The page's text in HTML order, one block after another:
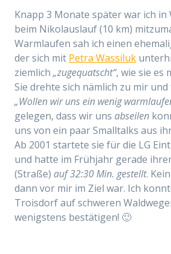
Knapp 3 Monate später war ich in
beim Nikolauslauf (10 km)
Warmlaufen sah ich einen
der sich mit Petra Wassiluk
ziemlich „zugequatscht“, wie sie es
Sie drehte sich nämlich zu mir
„Wollen wir uns ein wenig
gelegen, dass wir uns abseilen
uns von ein paar Smalltalks aus
Ab 2001 startete sie für die LG
und hatte im Frühjahr gerade
(Straße) auf 32:30 Min. gestellt.
dann vor mir im Ziel war. Ich
Troisdorf auf schweren
wenigstens bestätigen! 🙂